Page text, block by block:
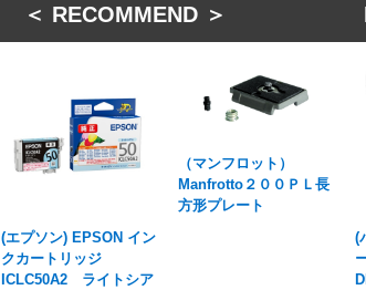
＜ RECOMMEND ＞
(エプソン) EPSON イン
クカートリッジ
ICLC50A2 ライトシア
（マンフロット）
Manfrotto２００ＰＬ長
方形プレート
(